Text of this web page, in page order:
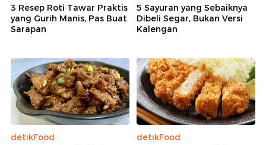
3 Resep Roti Tawar Praktis
yang Gurih Manis, Pas Buat
Sarapan
5 Sayuran yang Sebaiknya
Dibeli Segar, Bukan Versi
Kalengan
detikFood
detikFood